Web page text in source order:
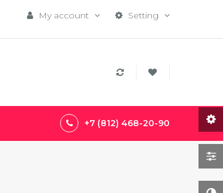
Setting
My account
+7 (812) 468-20-90